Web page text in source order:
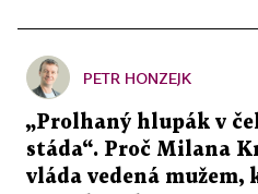
PETR HONZEJK
„Prolhaný hlupák v
stáda“. Proč Milana
vláda vedená mužem,